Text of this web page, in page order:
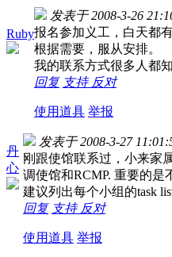
Ruby
发表于 2008-3-26
报名参加义工，白天都有
根据需要，服从安排。
我的联系方式很多人都
回复 支持 反对
使用道具 举报
丹
心
发表于 2008-3-27
刚跟使馆联系过，小来家
调使馆和RCMP. 重要的
建议列出每个小组的task
回复 支持 反对
使用道具 举报